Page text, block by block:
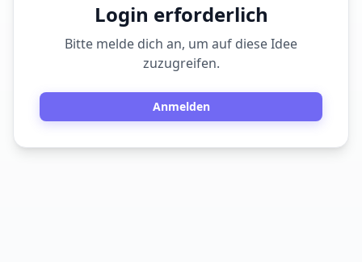
Login erforderlich
Bitte melde dich an, um auf diese Idee
zuzugreifen.
Anmelden